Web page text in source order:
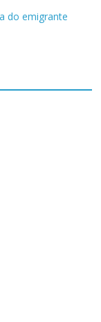
do emigrante